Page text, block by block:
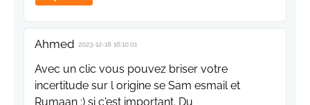
Ahmed 2023-12-18 16:10:01
Avec un clic vous pouvez briser votre
incertitude sur l origine se Sam esmail et
Rumaan :) si c'est important. Du